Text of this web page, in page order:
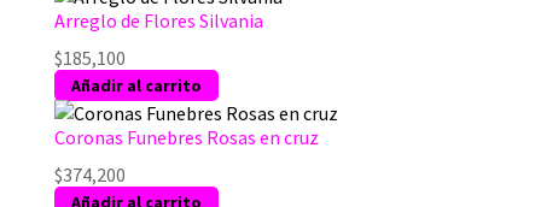
Arreglo de Flores Silvania
$185,100
Añadir al carrito
Coronas Funebres Rosas en cruz
$374,200
Añadir al carrito